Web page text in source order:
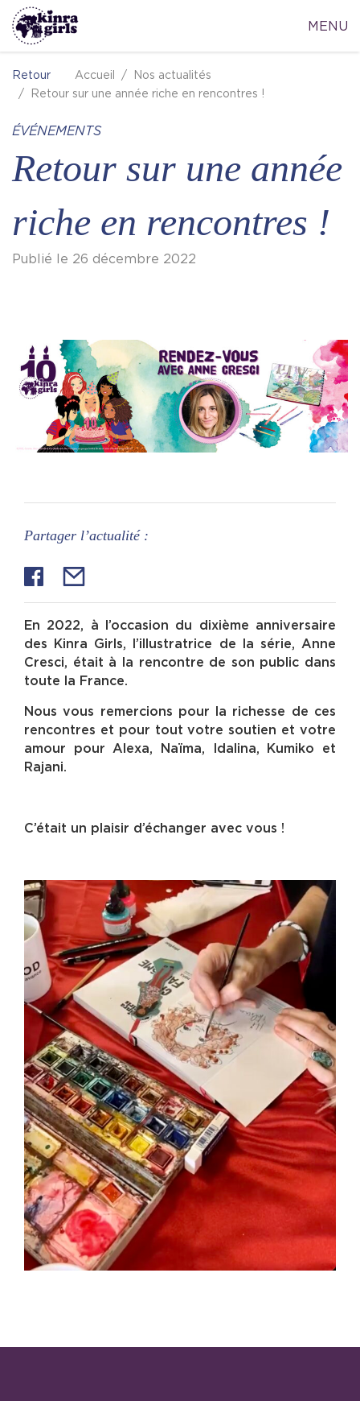
MENU
Retour Accueil
Nos actualités
Retour sur une année riche en rencontres !
ÉVÉNEMENTS
Retour sur une année
riche en rencontres !
Publié le 26 décembre 2022
Partager l’actualité :
En 2022, à l’occasion du dixième anniversaire
des Kinra Girls, l’illustratrice de la série, Anne
Cresci, était à la rencontre de son public dans
toute la France.
Nous vous remercions pour la richesse de ces
rencontres et pour tout votre soutien et votre
amour pour Alexa, Naïma, Idalina, Kumiko et
Rajani.
C’était un plaisir d’échanger avec vous !